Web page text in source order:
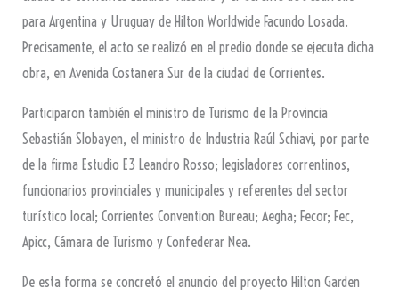
para Argentina y Uruguay de Hilton Worldwide Facundo Losada.
Precisamente, el acto se realizó en el predio donde se ejecuta dicha
obra, en Avenida Costanera Sur de la ciudad de Corrientes.
Participaron también el ministro de Turismo de la Provincia
Sebastián Slobayen, el ministro de Industria Raúl Schiavi, por parte
de la firma Estudio E3 Leandro Rosso; legisladores correntinos,
funcionarios provinciales y municipales y referentes del sector
turístico local; Corrientes Convention Bureau; Aegha; Fecor; Fec,
Apicc, Cámara de Turismo y Confederar Nea.
De esta forma se concretó el anuncio del proyecto Hilton Garden